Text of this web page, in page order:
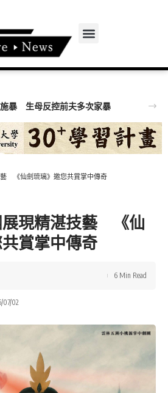
暴 生母反控前夫多次家暴
《仙劍琉璃》邀您共賞掌中傳奇
展現精湛技藝 《仙
賞掌中傳奇
07/02
6 Min Read